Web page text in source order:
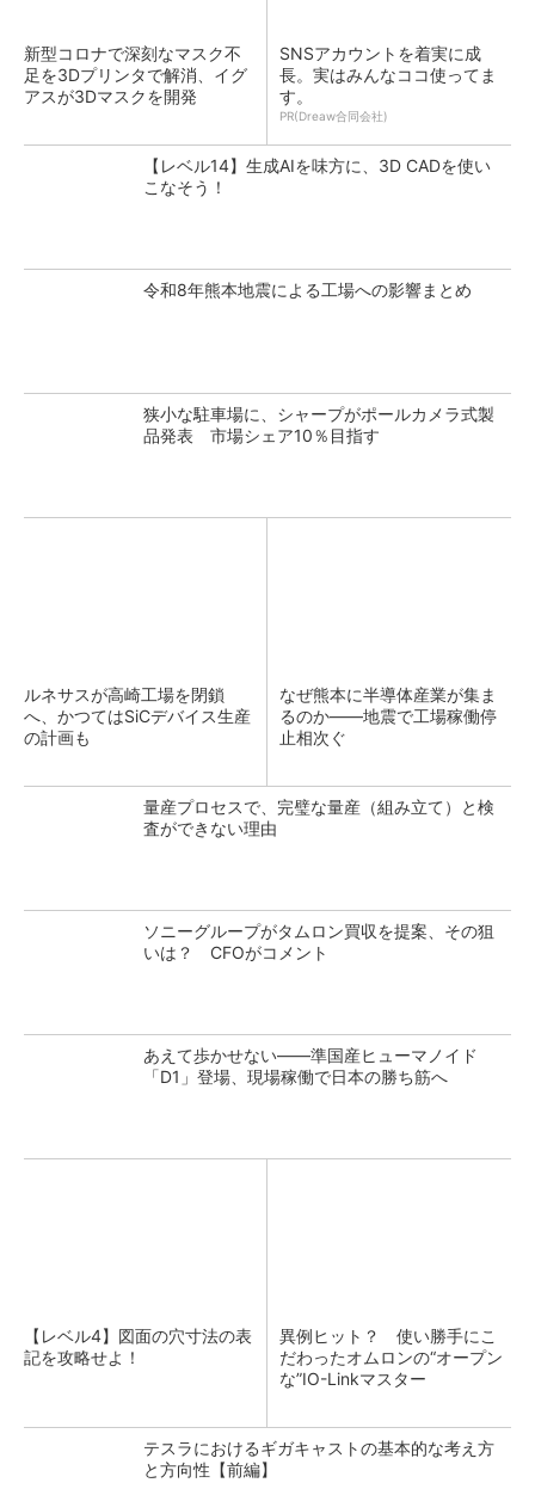
新型コロナで深刻なマスク不
足を3Dプリンタで解消、イグ
アスが3Dマスクを開発
SNSアカウントを着実に成
長。実はみんなココ使ってま
す。
PR(Dreaw合同会社)
【レベル14】生成AIを味方に、3D CADを使い
こなそう！
令和8年熊本地震による工場への影響まとめ
狭小な駐車場に、シャープがポールカメラ式製
品発表 市場シェア10％目指す
ルネサスが高崎工場を閉鎖
へ、かつてはSiCデバイス生産
の計画も
なぜ熊本に半導体産業が集ま
るのか――地震で工場稼働停
止相次ぐ
量産プロセスで、完璧な量産（組み立て）と検
査ができない理由
ソニーグループがタムロン買収を提案、その狙
いは？ CFOがコメント
あえて歩かせない――準国産ヒューマノイド
「D1」登場、現場稼働で日本の勝ち筋へ
【レベル4】図面の穴寸法の表
記を攻略せよ！
異例ヒット？ 使い勝手にこ
だわったオムロンの“オープン
な”IO-Linkマスター
テスラにおけるギガキャストの基本的な考え方
と方向性【前編】